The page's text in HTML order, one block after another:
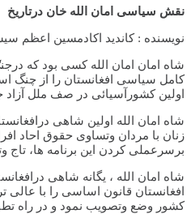
نقش سیاسی امان الله خان درتاریخ
نویسنده : کاندید اکادمسین اعظم
شاه امان امان الله کسی بود که
کامل سیاسی افغانستان را از چنگ
اولین کشورآسیائی در صف ملل آزاد
شاه امان الله اولین شاهی
زنان با مردان وتساوی حقوق احاد
برسرعملی کردن این برنامه ها،
شاه امان الله ، یگانه شاهی
افغانستان قانون اساسی را با
کشور وضع وتصویب نمود و در راه